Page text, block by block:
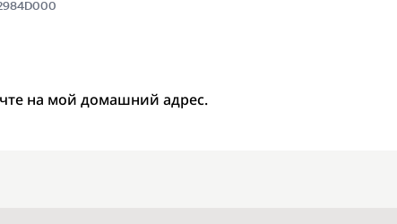
на мой домашний адрес.